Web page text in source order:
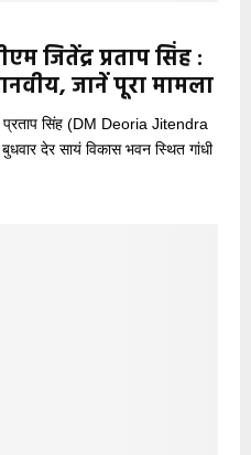
जितेंद्र प्रताप सिंह :
जानें पूरा मामला
प्रताप सिंह (DM Deoria Jitendra
देर सायं विकास भवन स्थित गांधी